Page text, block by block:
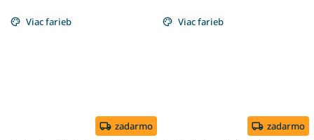
Viac farieb
zadarmo
Viac farieb
zadarmo